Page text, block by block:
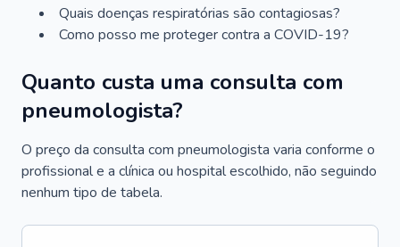
Quais doenças respiratórias são contagiosas?
Como posso me proteger contra a COVID-19?
Quanto custa uma consulta com
pneumologista?
O preço da consulta com pneumologista varia conforme o
profissional e a clínica ou hospital escolhido, não seguindo
nenhum tipo de tabela.